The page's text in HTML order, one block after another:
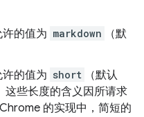
许的值为 markdown
（默
许的值为 short
（默认
这些长度的含义因所请求
的实现中，简短的